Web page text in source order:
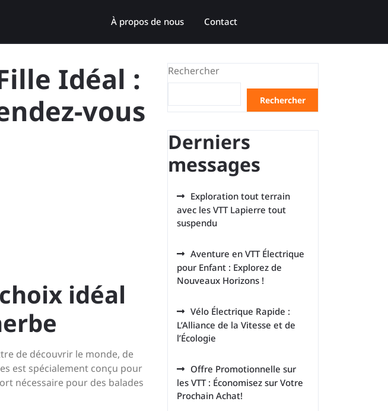
À propos de nous Contact
Idéal :
vous
idéal
de découvrir le monde, de
est spécialement conçu pour
nécessaire pour des balades
Rechercher
Rechercher
Derniers
messages
Exploration tout terrain
avec les VTT Lapierre tout
suspendu
Aventure en VTT Électrique
pour Enfant : Explorez de
Nouveaux Horizons !
Vélo Électrique Rapide :
L’Alliance de la Vitesse et de
l’Écologie
Offre Promotionnelle sur
les VTT : Économisez sur Votre
Prochain Achat!